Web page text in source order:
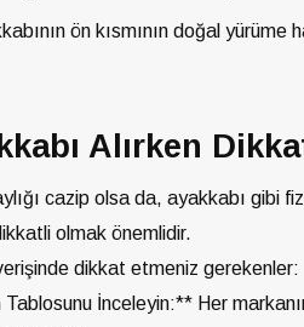
ön kısmının doğal
Alırken
cazip olsa da, ayakkabı gibi
olmak önemlidir.
dikkat etmeniz gerekenler:
İnceleyin:** Her